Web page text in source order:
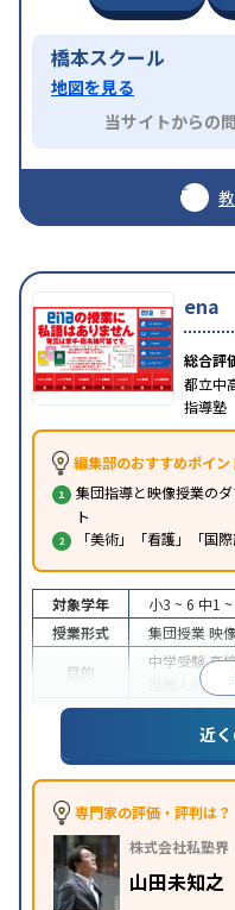
橋本スクール
地図を見る
当サイトからの
ena
都立中
指導塾
編集部のおすすめポイン
集団指導と映像授業の
ト
「美術」「看護」「国
対象学年 小3 ~ 6 中1
授業形式
集団授業映
目的
中学受験高
推薦入試対策
中高一貫校
講習のみの
※2023年10月調査。小学校高
近
専門家の評価・評判は？
株式会社私塾界
山田未知之